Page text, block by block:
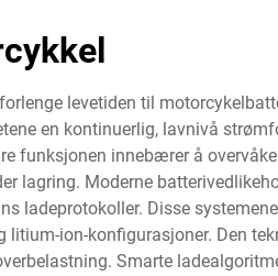
levetiden til
en kontinuerlig, lavnivå
funksjonen innebærer å
lagring. Moderne
ladeprotokoller. Disse
litium-ion-konfigurasjoner. Den
Smarte